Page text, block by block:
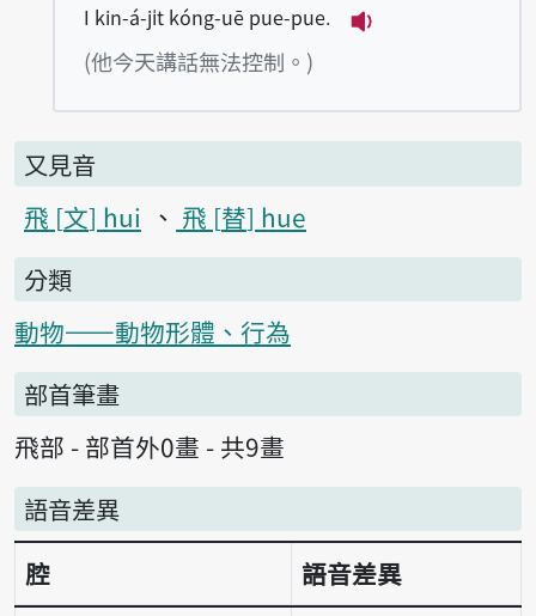
I kin-á-ji̍t kóng-uē pue-pue.
(他今天講話無法控制。)
又見音
飛 文 hui 飛 替 hue
分類
動物——動物形體、行為
部首筆畫
飛部 - 部首外0畫 - 共9畫
語音差異
腔
語音差異